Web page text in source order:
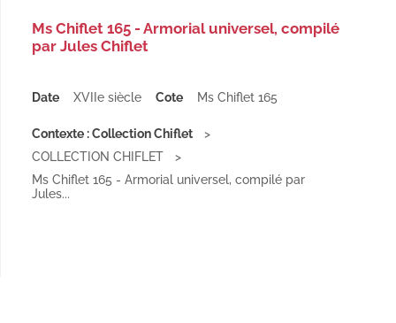
Ms Chiflet 165 - Armorial universel, compilé
par Jules Chiflet
Date XVIIe siècle Cote Ms Chiflet 165
Contexte : Collection Chiflet
COLLECTION CHIFLET
Ms Chiflet 165 - Armorial universel, compilé par
Jules...